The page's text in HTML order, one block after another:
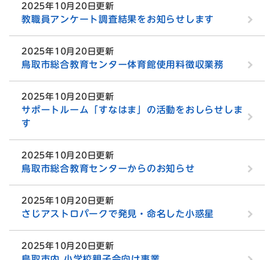
2025年10月20日更新
教職員アンケート調査結果をお知らせします
2025年10月20日更新
鳥取市総合教育センター体育館使用料徴収業務
2025年10月20日更新
サポートルーム「すなはま」の活動をおしらせしま
す
2025年10月20日更新
鳥取市総合教育センターからのお知らせ
2025年10月20日更新
さじアストロパークで発見・命名した小惑星
2025年10月20日更新